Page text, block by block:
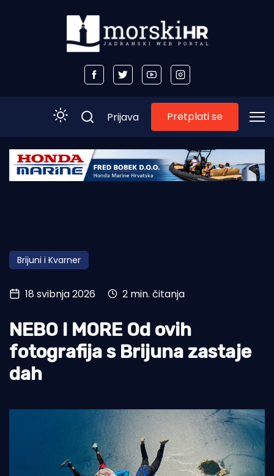
Početna
Obala
Otoci
Turizam i nautika
Pomorstvo
Ribolov
Ekologija
Prijava Pretplati se
Brijuni i Kvarner
18 svibnja 2026 2 min. čitanja
NEBO I MORE Od ovih
fotografija s Brijuna zastaje
dah